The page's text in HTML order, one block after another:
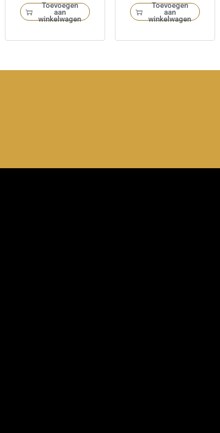
Toevoegen
aan
winkelwagen
Toevoegen
aan
winkelwagen